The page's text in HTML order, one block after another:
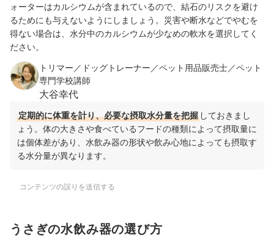
ォーターはカルシウムが含まれているので、結石のリスクを避け
るためにも与えないようにしましょう。災害や断水などでやむを
得ない場合は、水分中のカルシウムが少なめの軟水を選択してく
ださい。
トリマー／ドッグトレーナー／ペット用品販売士／ペット
専門学校講師
大谷幸代
定期的に体重を計り、必要な摂取水分量を把握 しておきまし
ょう。体の大きさや食べているフードの種類によって摂取量に
は個体差があり、水飲み器の形状や飲み心地によっても摂取す
る水分量が異なります。
コンテンツの誤りを送信する
うさぎの水飲み器の選び方